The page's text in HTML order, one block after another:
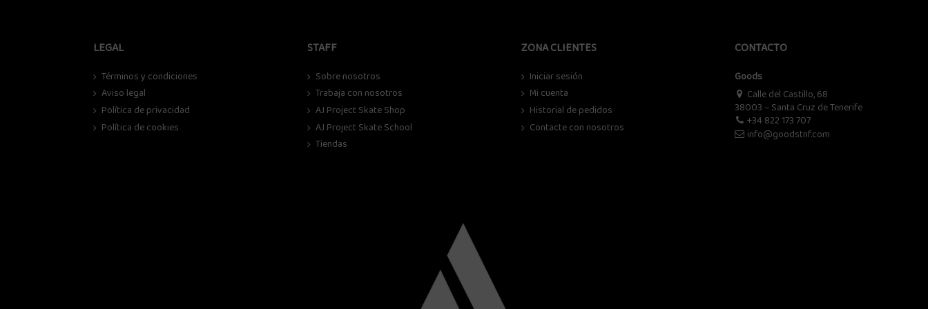
LEGAL
Términos y condiciones
Aviso legal
Política de privacidad
Política de cookies
STAFF
Sobre nosotros
Trabaja con nosotros
AJ Project Skate Shop
AJ Project Skate School
Tiendas
ZONA CLIENTES
Iniciar sesión
Mi cuenta
Historial de pedidos
Contacte con nosotros
CONTACTO
Goods
Calle del Castillo, 68
38003 – Santa Cruz de Tenerife
+34 822 173 707
info@goodstnf.com